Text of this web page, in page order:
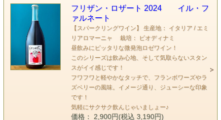
フリザン・ロザート 2024 イル・フ
ァルネート
【スパークリングワイン】 生産地： イタリア / エミ
リアロマーニャ 栽培： ビオディナミ
昼飲みにピッタリな微発泡ロゼワイン！
このシリーズは飲み心地、そして気取らないスタン
スがイイ感じです！
フワフワと軽やかなタッチで、フランボワーズやラ
ズベリーの風味。イメージ通り、ジューシーな印象
です！
気軽にサクサク飲んじゃいましょー♪
価格： 2,900円(税込 3,190円)